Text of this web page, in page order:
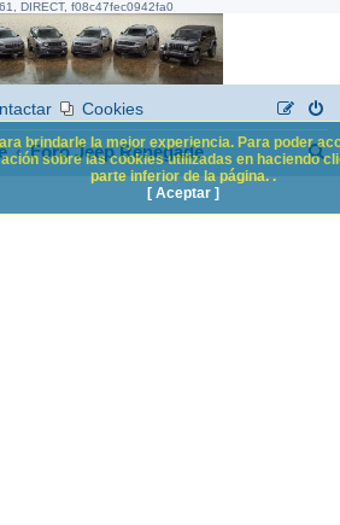
DIRECT, f08c47fec0942fa0
Cookies
Foro Jeep Renegade
B
s
brindarle la mejor experiencia. Para poder
sobre las cookies utilizadas en haciendo
parte inferior de la página. .
[ Aceptar ]